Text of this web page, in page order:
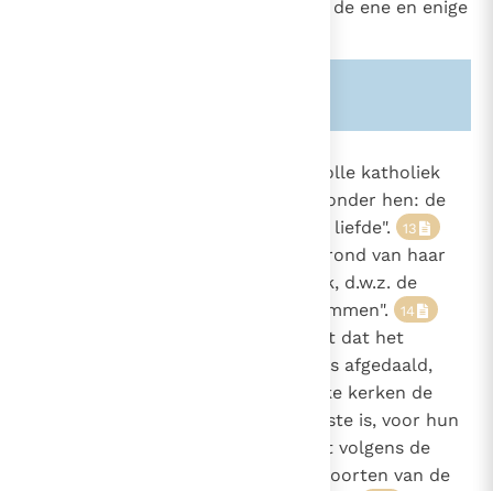
deze particuliere Kerken bestaat de ene en enige
De particuliere Kerken zijn ten volle katholiek
door de gemeenschap met "een onder hen: de
kerk van Rome, "zij zit voor in de liefde". 13
"Want met deze Kerk moet, op grond van haar
bijzondere oorsprong iedere Kerk, d.w.z. de
gelovigen van overal, overeenstemmen". 14
"Immers, vanaf het moment dat het
mensgeworden Woord naar ons is afgedaald,
hielden en houden alle christelijke kerken de
Kerk hier (in Rome), die de grootste is, voor hun
enige basis en fundament, omdat volgens de
beloften van de Heiland zelf de poorten van de